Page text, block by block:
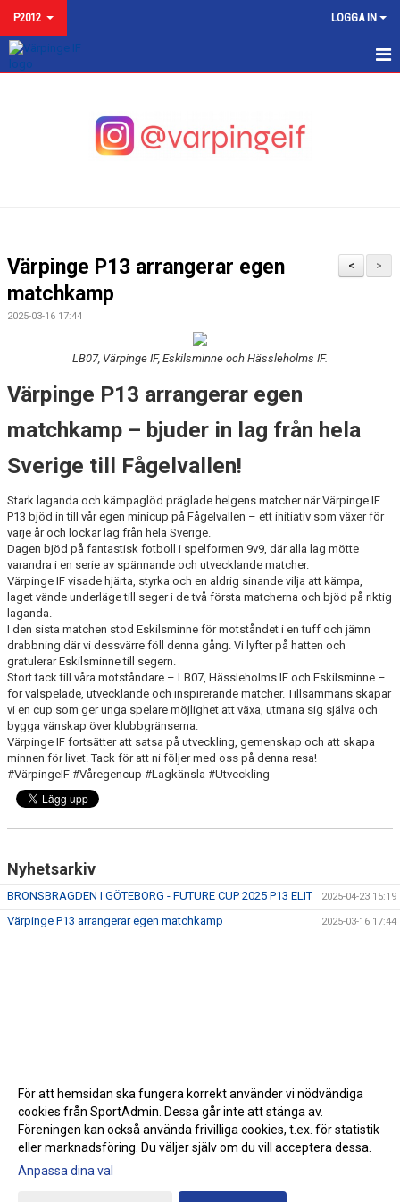
P2012 LOGGA IN
BILDGALLERI
KONTAKT
>
<
Värpinge P13 arrangerar egen
matchkamp
2025-03-16 17:44
LB07, Värpinge IF, Eskilsminne och Hässleholms IF.
Värpinge P13 arrangerar egen
matchkamp – bjuder in lag från hela
Sverige till Fågelvallen!
Stark laganda och kämpaglöd präglade helgens matcher när Värpinge IF
P13 bjöd in till vår egen minicup på Fågelvallen – ett initiativ som växer för
varje år och lockar lag från hela Sverige.
Dagen bjöd på fantastisk fotboll i spelformen 9v9, där alla lag mötte
varandra i en serie av spännande och utvecklande matcher.
Värpinge IF visade hjärta, styrka och en aldrig sinande vilja att kämpa,
laget vände underläge till seger i de två första matcherna och bjöd på riktig
laganda.
I den sista matchen stod Eskilsminne för motståndet i en tuff och jämn
drabbning där vi dessvärre föll denna gång. Vi lyfter på hatten och
gratulerar Eskilsminne till segern.
Stort tack till våra motståndare – LB07, Hässleholms IF och Eskilsminne –
för välspelade, utvecklande och inspirerande matcher. Tillsammans skapar
vi en cup som ger unga spelare möjlighet att växa, utmana sig själva och
bygga vänskap över klubbgränserna.
Värpinge IF fortsätter att satsa på utveckling, gemenskap och att skapa
minnen för livet. Tack för att ni följer med oss på denna resa!
#VärpingeIF #Våregencup #Lagkänsla #Utveckling
Nyhetsarkiv
BRONSBRAGDEN I GÖTEBORG - FUTURE CUP 2025 P13 ELIT 2025-04-23 15:19
Värpinge P13 arrangerar egen matchkamp 2025-03-16 17:44
Gå till Webbversion
För att hemsidan ska fungera korrekt använder vi nödvändiga
cookies från SportAdmin. Dessa går inte att stänga av.
Föreningen kan också använda frivilliga cookies, t.ex. för statistik
eller marknadsföring. Du väljer själv om du vill acceptera dessa.
Anpassa dina val